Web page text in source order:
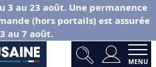
3 au 23 août. Une permanence
(hors portails) est assurée
au 7 août.
MENU